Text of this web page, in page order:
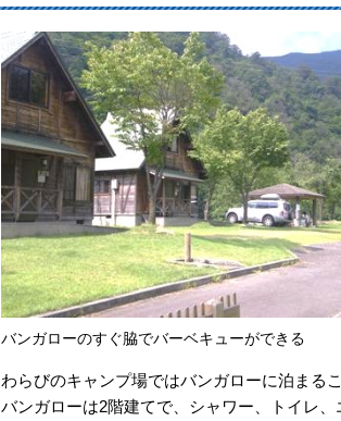
バンガローのすぐ脇でバーベキューができる
わらびのキャンプ場ではバンガローに泊まる
バンガローは2階建てで、シャワー、トイレ